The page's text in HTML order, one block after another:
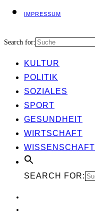
IMPRES­SUM
Search for:
KUL­TUR
POLI­TIK
SOZIA­LES
SPORT
GESUND­HEIT
WIRT­SCHAFT
WIS­SEN­SCHAFT
SEARCH FOR: